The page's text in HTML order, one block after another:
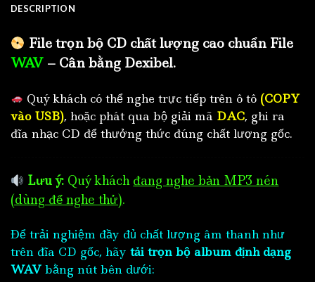
DESCRIPTION
File trọn bộ CD chất lượng cao chuẩn File
WAV – Cân bằng Dexibel.
Quý khách có thể nghe trực tiếp trên ô tô (COPY
vào USB), hoặc phát qua bộ giải mã DAC, ghi ra
đĩa nhạc CD để thưởng thức đúng chất lượng gốc.
Lưu ý: Quý khách đang nghe bản MP3 nén
(dùng để nghe thử).
Để trải nghiệm đầy đủ chất lượng âm thanh như
trên đĩa CD gốc, hãy tải trọn bộ album định dạng
WAV bằng nút bên dưới: